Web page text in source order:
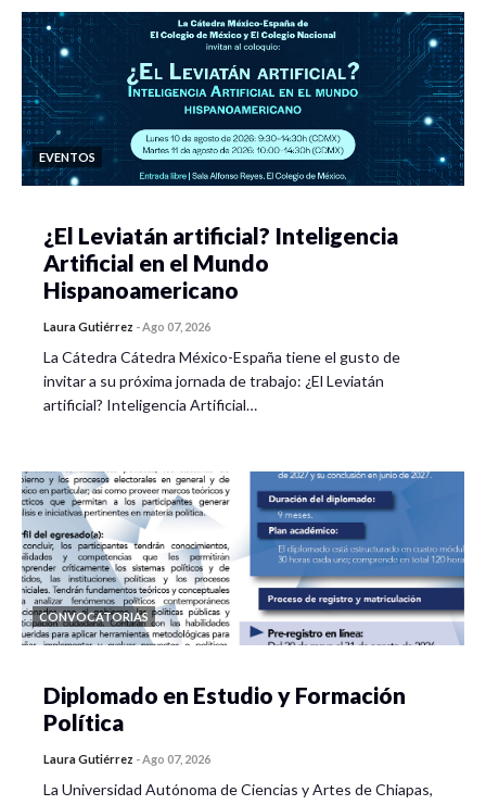
EVENTOS
¿El Leviatán artificial? Inteligencia
Artificial en el Mundo
Hispanoamericano
Laura Gutiérrez -Ago 07, 2026
La Cátedra Cátedra México-España tiene el gusto de
invitar a su próxima jornada de trabajo: ¿El Leviatán
artificial? Inteligencia Artificial…
CONVOCATORIAS
Diplomado en Estudio y Formación
Política
Laura Gutiérrez -Ago 07, 2026
La Universidad Autónoma de Ciencias y Artes de Chiapas,